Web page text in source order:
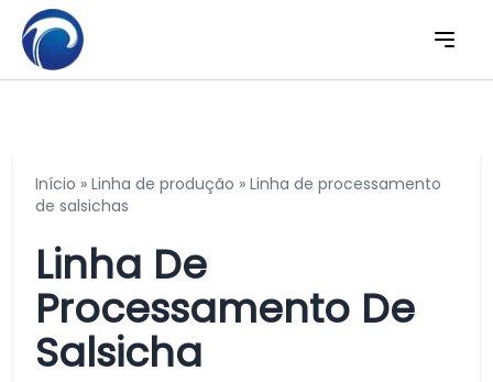
Início » Linha de produção » Linha de processamento
de salsichas
Linha De
Processamento De
Salsicha